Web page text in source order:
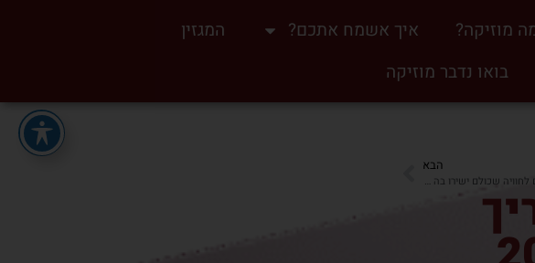
מוזיקה? איך אשמח אתכם?
המגזין
בואו נדבר מוזיקה
הבא
אטרקציות מוזיקליות לאירועים: איך להפוך את האירוע שלכם לחוויה שכולם ישירו בה (2026)